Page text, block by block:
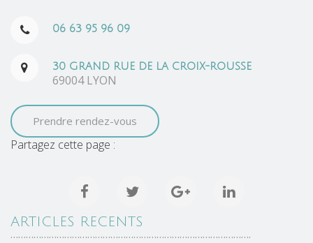
06 63 95 96 09
30 GRAND RUE DE LA CROIX-ROUSSE
69004 LYON
Prendre rendez-vous
Partagez cette page :
ARTICLES RECENTS
………………………………………………………………………………….